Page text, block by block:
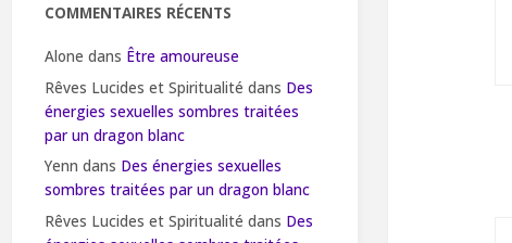
COMMENTAIRES RÉCENTS
Alone dans Être amoureuse
Rêves Lucides et Spiritualité dans Des
énergies sexuelles sombres traitées
par un dragon blanc
Yenn dans Des énergies sexuelles
sombres traitées par un dragon blanc
Rêves Lucides et Spiritualité dans Des